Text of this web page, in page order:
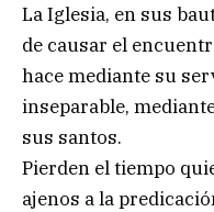
La Iglesia, en sus
de causar el
hace mediante su
inseparable,
sus santos.
Pierden el tiempo
ajenos a la